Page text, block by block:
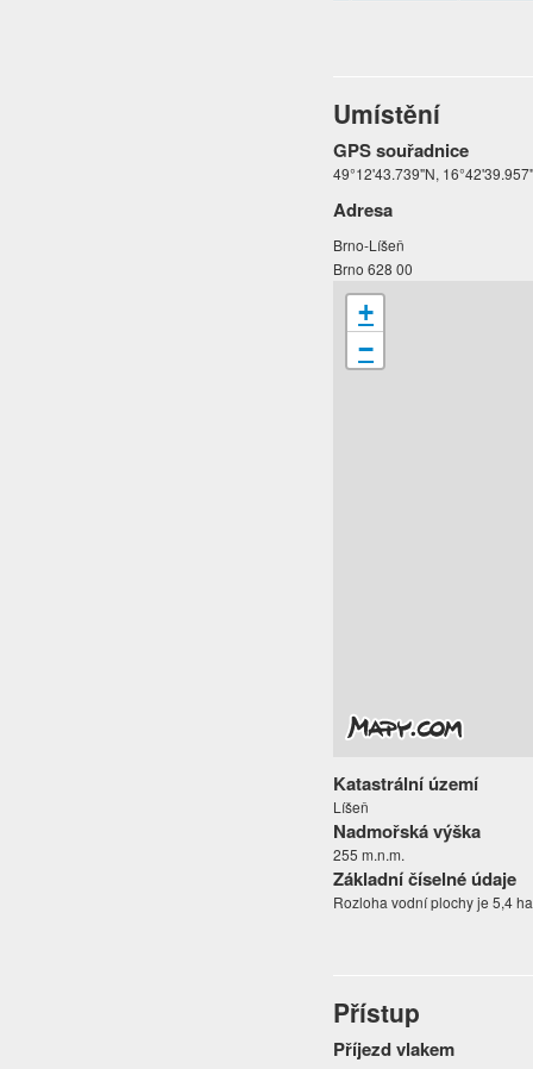
Umístění
GPS souřadnice
49°12'43.739"N,
Adresa
Brno-Líšeň
Brno 628 00
+
−
Katastrální území
Líšeň
Nadmořská výška
255 m.n.m.
Základní číselné údaje
Rozloha vodní plochy je 5,4
Přístup
Příjezd vlakem